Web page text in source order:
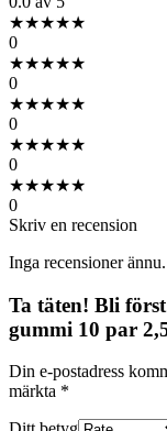
★★★★★
0
★★★★★
0
★★★★★
0
★★★★★
0
★★★★★
0
Skriv en recension
Inga recensioner
Ta täten! Bli
gummi 10 par
Din e-postadress
märkta *